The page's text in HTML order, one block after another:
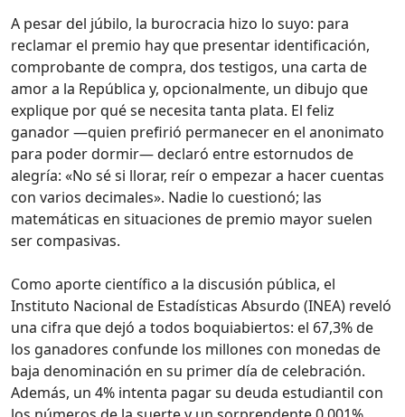
A pesar del júbilo, la burocracia hizo lo suyo: para
reclamar el premio hay que presentar identificación,
comprobante de compra, dos testigos, una carta de
amor a la República y, opcionalmente, un dibujo que
explique por qué se necesita tanta plata. El feliz
ganador —quien prefirió permanecer en el anonimato
para poder dormir— declaró entre estornudos de
alegría: «No sé si llorar, reír o empezar a hacer cuentas
con varios decimales». Nadie lo cuestionó; las
matemáticas en situaciones de premio mayor suelen
ser compasivas.
Como aporte científico a la discusión pública, el
Instituto Nacional de Estadísticas Absurdo (INEA) reveló
una cifra que dejó a todos boquiabiertos: el 67,3% de
los ganadores confunde los millones con monedas de
baja denominación en su primer día de celebración.
Además, un 4% intenta pagar su deuda estudiantil con